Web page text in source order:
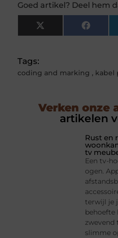
Goed artikel? Deel hem
X
(Twitter)
Tags:
coding and marking , kabel
Verken onze
artikelen
Rust en
tv
Een tv-
ogen.
terwijl je
behoefte
zwevend
slimme